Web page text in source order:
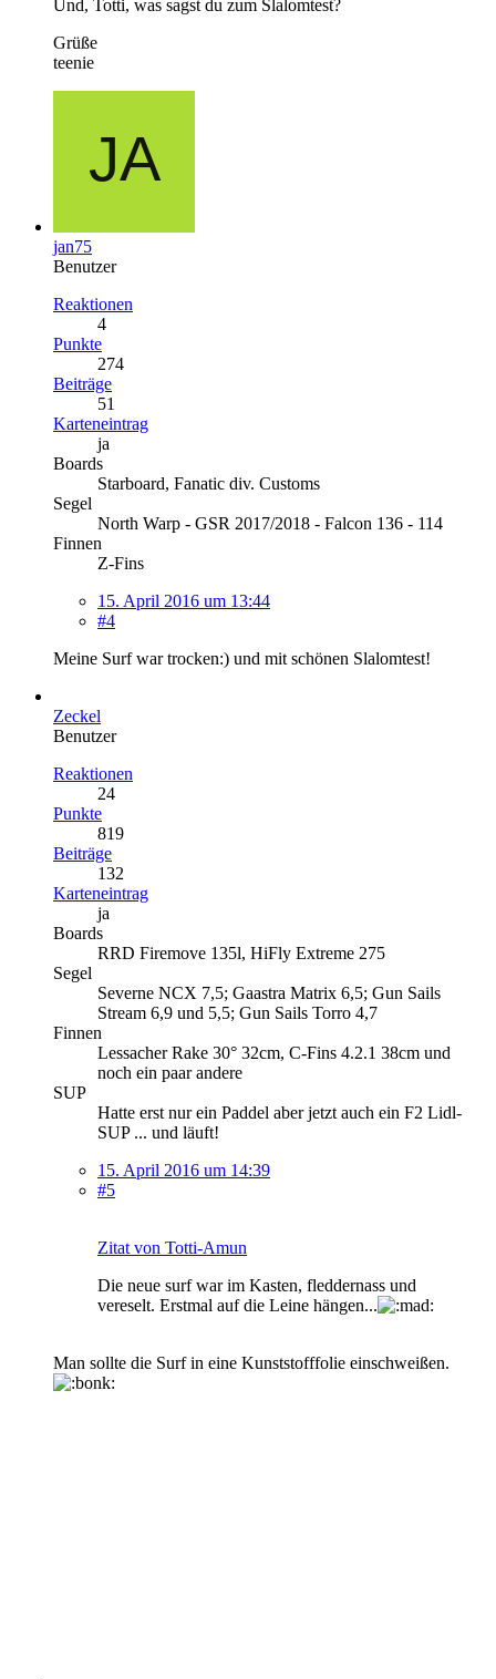
Und, Totti, was sagst du zum Slalomtest?
Grüße
teenie
jan75
Benutzer
Reaktionen
4
Punkte
274
Beiträge
51
Karteneintrag
ja
Boards
Starboard, Fanatic div. Customs
Segel
North Warp - GSR 2017/2018 - Falcon 136 - 114
Finnen
Z-Fins
15. April 2016 um 13:44
#4
Meine Surf war trocken:) und mit schönen Slalomtest!
Zeckel
Benutzer
Reaktionen
24
Punkte
819
Beiträge
132
Karteneintrag
ja
Boards
RRD Firemove 135l, HiFly Extreme 275
Segel
Severne NCX 7,5; Gaastra Matrix 6,5; Gun Sails
Stream 6,9 und 5,5; Gun Sails Torro 4,7
Finnen
Lessacher Rake 30° 32cm, C-Fins 4.2.1 38cm und
noch ein paar andere
SUP
Hatte erst nur ein Paddel aber jetzt auch ein F2 Lidl-
SUP ... und läuft!
15. April 2016 um 14:39
#5
Zitat von Totti-Amun
Die neue surf war im Kasten, fleddernass und
vereselt. Erstmal auf die Leine hängen...
Man sollte die Surf in eine Kunststofffolie einschweißen.